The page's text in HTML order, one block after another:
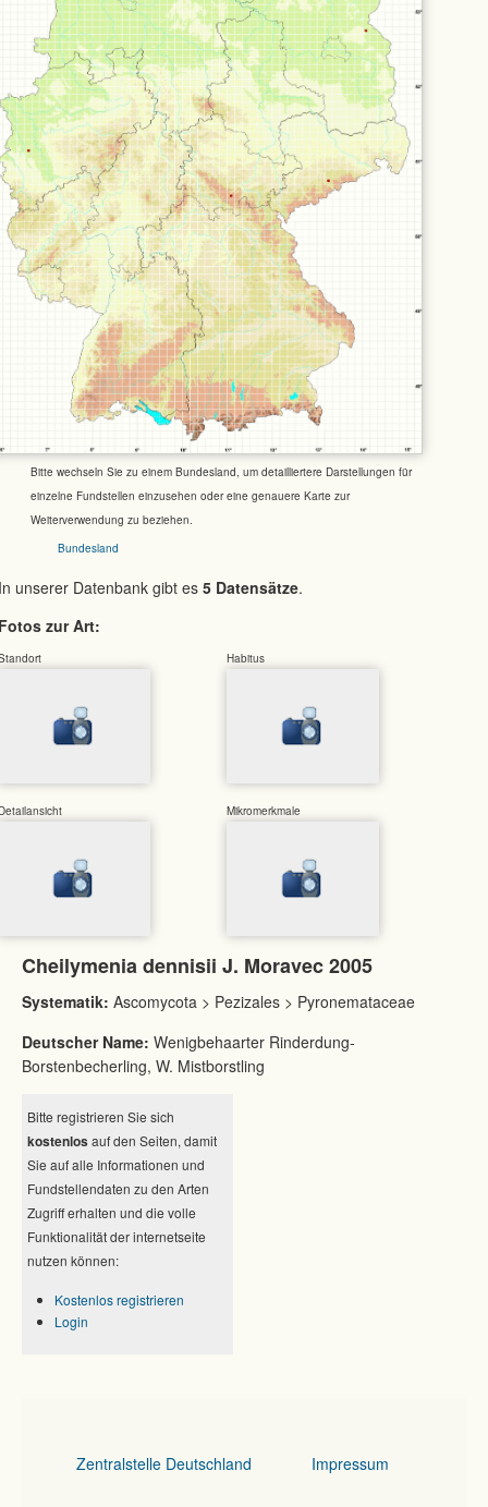
Bitte wechseln Sie zu einem Bundesland, um detailliertere Darstellungen für
einzelne Fundstellen einzusehen oder eine genauere Karte zur
Weiterverwendung zu beziehen.
Bundesland
unserer Datenbank gibt es 5 Datensätze.
zur Art:
Habitus
Mikromerkmale
Cheilymenia dennisii J. Moravec 2005
Systematik: Ascomycota > Pezizales > Pyronemataceae
Deutscher Name: Wenigbehaarter Rinderdung-
Borstenbecherling, W. Mistborstling
Bitte registrieren Sie sich
kostenlos auf den Seiten, damit
Sie auf alle Informationen und
Fundstellendaten zu den Arten
Zugriff erhalten und die volle
Funktionalität der internetseite
nutzen können:
Kostenlos registrieren
Login
Zentralstelle Deutschland Impressum